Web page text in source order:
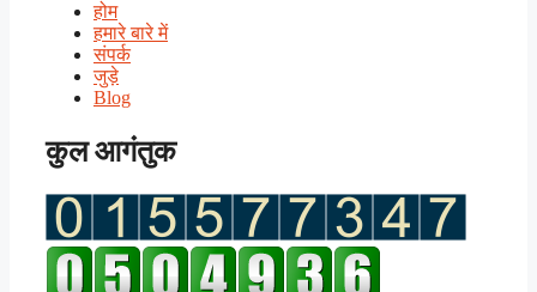
होम
हमारे बारे में
संपर्क
जुड़े
Blog
कुल आगंतुक